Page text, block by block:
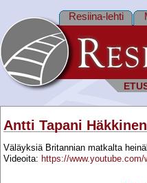
Resiina-lehti
Antti Tapani Häkkinen
Väläyksiä Britannian matkalta
Videoita: https://